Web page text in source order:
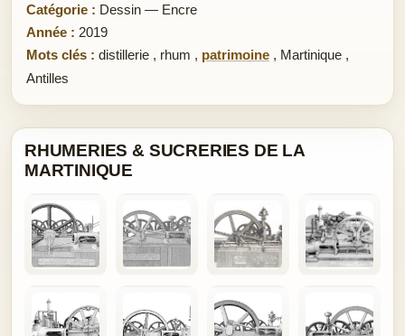
Catégorie : Dessin — Encre
Année : 2019
Mots clés : distillerie , rhum , patrimoine , Martinique ,
Antilles
RHUMERIES & SUCRERIES DE LA
MARTINIQUE